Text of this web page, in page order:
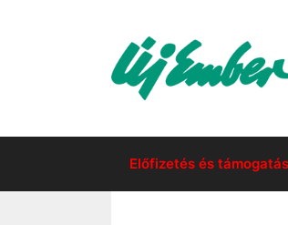
Előfizetés és támogatás